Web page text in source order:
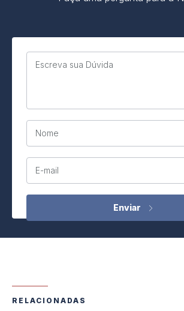
Escreva sua Dúvida
Nome
E-mail
RELACIONADAS